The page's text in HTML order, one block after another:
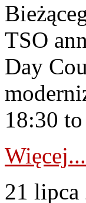
TSO
Day
18:30
Więcej...
21 lipca